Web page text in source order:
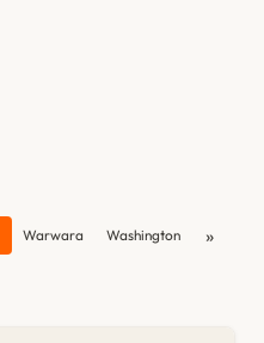
Warwara Washington »